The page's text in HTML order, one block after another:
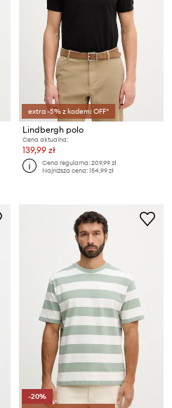
extra -5% z kodem: OFF*
Lindbergh polo
Cena aktualna:
139,99 zł
Cena regularna:209,99 zł
Najniższa cena:154,99 zł
-20%